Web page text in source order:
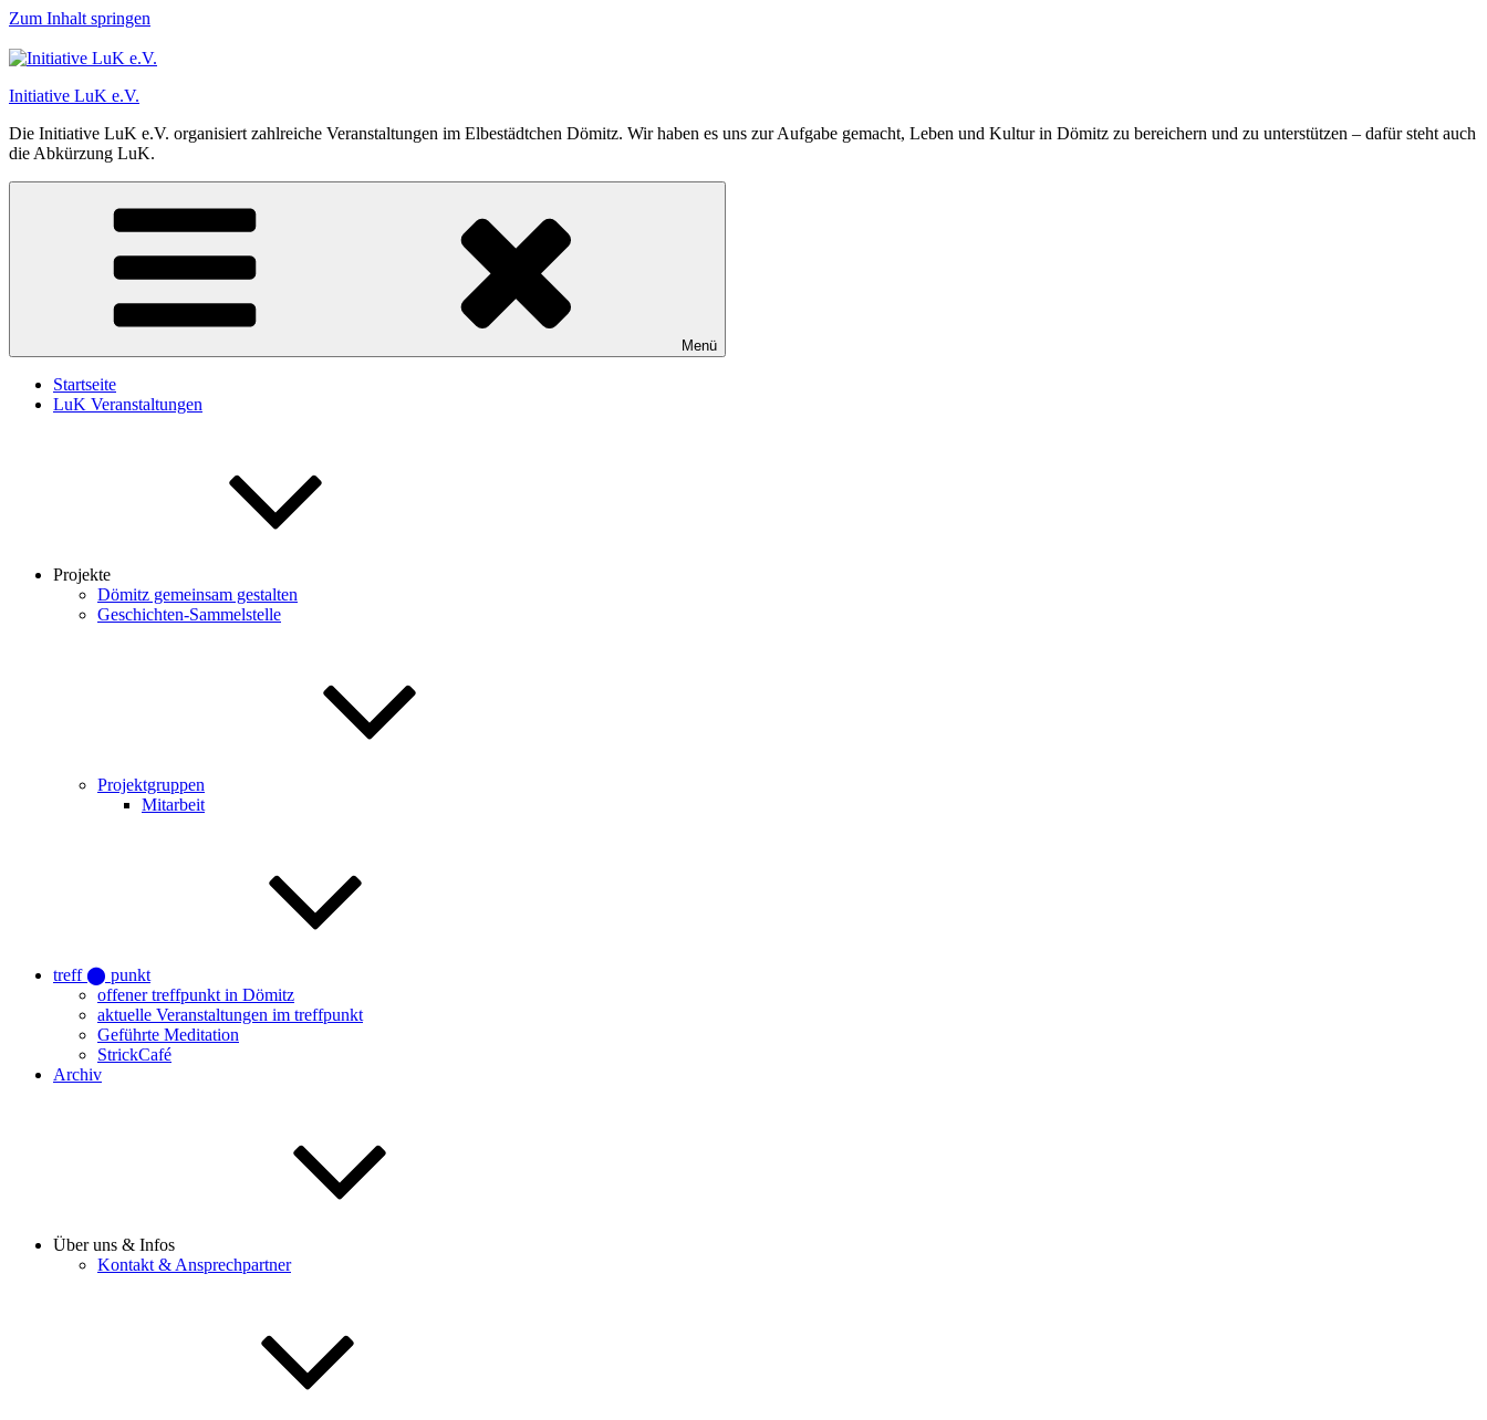
Zum Inhalt springen
Initiative LuK e.V.
Die Initiative LuK e.V. organisiert zahlreiche Veranstaltungen im Elbestädtchen Dömitz. Wir haben es uns zur Aufgabe gemacht, Leben und Kultur in Dömitz zu bereichern und zu unterstützen – dafür steht auch
die Abkürzung LuK.
Menü
Startseite
LuK Veranstaltungen
Projekte
Dömitz gemeinsam gestalten
Geschichten-Sammelstelle
Projektgruppen
Mitarbeit
treff ⬤ punkt
offener treffpunkt in Dömitz
aktuelle Veranstaltungen im treffpunkt
Geführte Meditation
StrickCafé
Archiv
Über uns & Infos
Kontakt & Ansprechpartner